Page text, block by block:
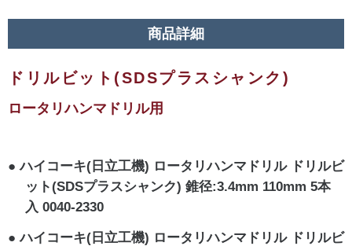
商品詳細
ドリルビット(SDSプラスシャンク)
ロータリハンマドリル用
ハイコーキ(日立工機) ロータリハンマドリル ドリルビ
ット(SDSプラスシャンク) 錐径:3.4mm 110mm 5本
入 0040-2330
ハイコーキ(日立工機) ロータリハンマドリル ドリルビ